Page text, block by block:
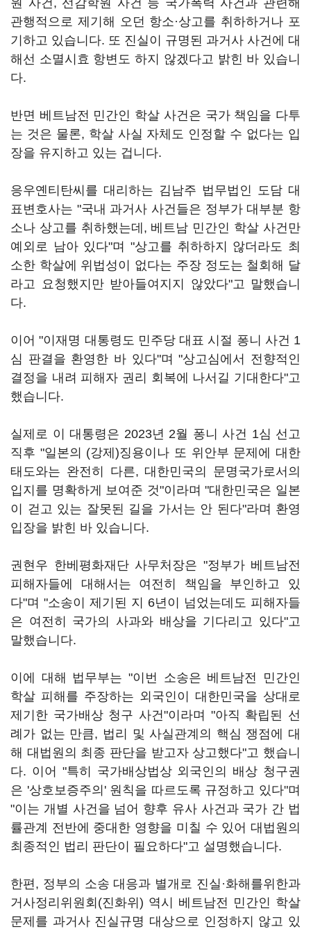
원 사건, 선감학원 사건 등 국가폭력 사건과 관련해
관행적으로 제기해 오던 항소·상고를 취하하거나 포
기하고 있습니다. 또 진실이 규명된 과거사 사건에 대
해선 소멸시효 항변도 하지 않겠다고 밝힌 바 있습니
다.
반면 베트남전 민간인 학살 사건은 국가 책임을 다투
는 것은 물론, 학살 사실 자체도 인정할 수 없다는 입
장을 유지하고 있는 겁니다.
응우옌티탄씨를 대리하는 김남주 법무법인 도담 대
표변호사는 "국내 과거사 사건들은 정부가 대부분 항
소나 상고를 취하했는데, 베트남 민간인 학살 사건만
예외로 남아 있다"며 "상고를 취하하지 않더라도 최
소한 학살에 위법성이 없다는 주장 정도는 철회해 달
라고 요청했지만 받아들여지지 않았다"고 말했습니
다.
이어 "이재명 대통령도 민주당 대표 시절 퐁니 사건 1
심 판결을 환영한 바 있다"며 "상고심에서 전향적인
결정을 내려 피해자 권리 회복에 나서길 기대한다"고
했습니다.
실제로 이 대통령은 2023년 2월 퐁니 사건 1심 선고
직후 "일본의 (강제)징용이나 또 위안부 문제에 대한
태도와는 완전히 다른, 대한민국의 문명국가로서의
입지를 명확하게 보여준 것"이라며 "대한민국은 일본
이 걷고 있는 잘못된 길을 가서는 안 된다"라며 환영
입장을 밝힌 바 있습니다.
권현우 한베평화재단 사무처장은 "정부가 베트남전
피해자들에 대해서는 여전히 책임을 부인하고 있
다"며 "소송이 제기된 지 6년이 넘었는데도 피해자들
은 여전히 국가의 사과와 배상을 기다리고 있다"고
말했습니다.
이에 대해 법무부는 "이번 소송은 베트남전 민간인
학살 피해를 주장하는 외국인이 대한민국을 상대로
제기한 국가배상 청구 사건"이라며 "아직 확립된 선
례가 없는 만큼, 법리 및 사실관계의 핵심 쟁점에 대
해 대법원의 최종 판단을 받고자 상고했다"고 했습니
다. 이어 "특히 국가배상법상 외국인의 배상 청구권
은 '상호보증주의' 원칙을 따르도록 규정하고 있다"며
"이는 개별 사건을 넘어 향후 유사 사건과 국가 간 법
률관계 전반에 중대한 영향을 미칠 수 있어 대법원의
최종적인 법리 판단이 필요하다"고 설명했습니다.
한편, 정부의 소송 대응과 별개로 진실·화해를위한과
거사정리위원회(진화위) 역시 베트남전 민간인 학살
문제를 과거사 진실규명 대상으로 인정하지 않고 있